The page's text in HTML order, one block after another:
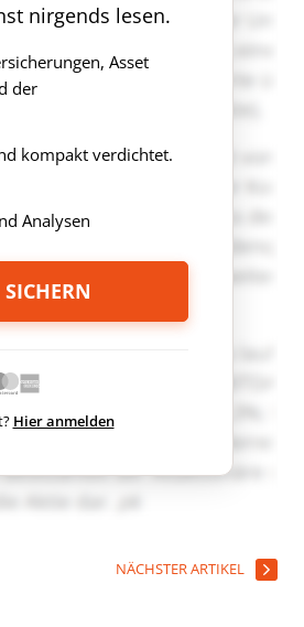
nirgends lesen.
Asset
der
kompakt verdichtet.
Analysen
Hier anmelden
NÄCHSTER ARTIKEL